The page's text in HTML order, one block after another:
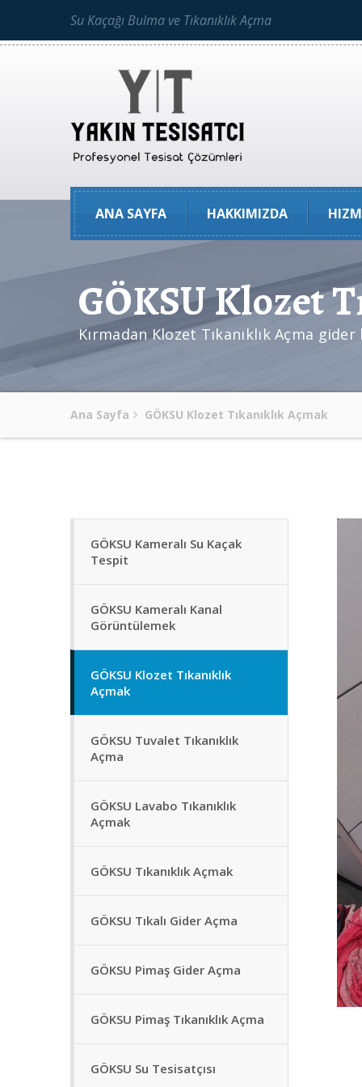
Su Kaçağı Bulma ve Tıkanıklık Açma
ANA SAYFA HAKKIMIZDA
GÖKSU Klozet
Kırmadan Klozet Tıkanıklık Açma gider
Ana Sayfa GÖKSU Klozet Tıkanıklık Açmak
GÖKSU Kameralı Su Kaçak
Tespit
GÖKSU Kameralı Kanal
Görüntülemek
GÖKSU Klozet Tıkanıklık
Açmak
GÖKSU Tuvalet Tıkanıklık
Açma
GÖKSU Lavabo Tıkanıklık
Açmak
GÖKSU Tıkanıklık Açmak
GÖKSU Tıkalı Gider Açma
GÖKSU Pimaş Gider Açma
GÖKSU Pimaş Tıkanıklık Açma
GÖKSU Su Tesisatçısı